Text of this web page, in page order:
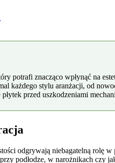
potrafi znacząco wpłynąć na
każdego stylu aranżacji, od
przed uszkodzeniami
odgrywają niebagatelną rolę
podłodze, w narożnikach czy